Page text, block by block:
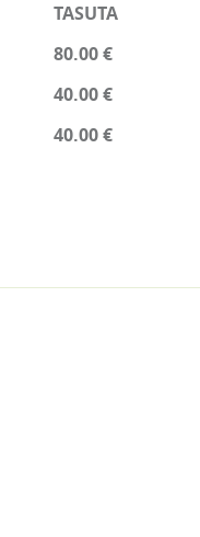
TASUTA
80.00 €
40.00 €
40.00 €